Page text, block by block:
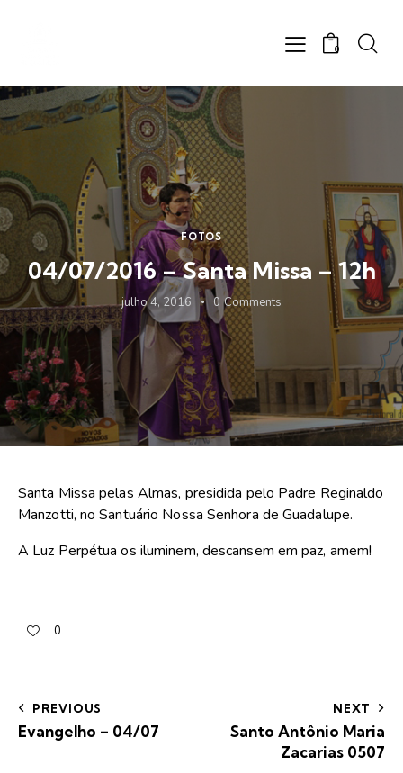
0
FOTOS
04/07/2016 – Santa Missa – 12h
julho 4, 2016 0 Comments
Santa Missa pelas Almas, presidida pelo Padre Reginaldo
Manzotti, no Santuário Nossa Senhora de Guadalupe.
A Luz Perpétua os iluminem, descansem em paz, amem!
0
PREVIOUS
Evangelho – 04/07
NEXT
Santo Antônio Maria
Zacarias 0507